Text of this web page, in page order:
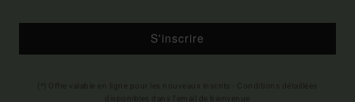
S'inscrire